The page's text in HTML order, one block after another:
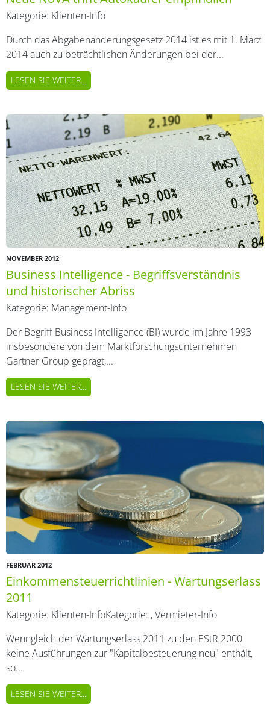
Kategorie: Klienten-Info
Durch das Abgabenänderungsgesetz 2014 ist es mit 1. März
2014 auch zu beträchtlichen Änderungen bei der...
LESEN SIE WEITER...
NOVEMBER 2012
Business Intelligence - Begriffsverständnis
und historischer Abriss
Kategorie: Management-Info
Der Begriff Business Intelligence (BI) wurde im Jahre 1993
insbesondere von dem Marktforschungsunternehmen
Gartner Group geprägt,...
LESEN SIE WEITER...
FEBRUAR 2012
Einkommensteuerrichtlinien - Wartungserlass
2011
Kategorie: Klienten-InfoKategorie: ,Vermieter-Info
Wenngleich der Wartungserlass 2011 zu den EStR 2000
keine Ausführungen zur "Kapitalbesteuerung neu" enthält,
so...
LESEN SIE WEITER...